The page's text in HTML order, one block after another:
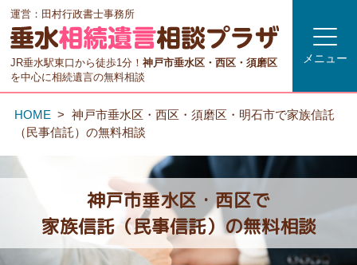
運営：田村行政書士事務所
JR垂水駅東口から徒歩1分！神戸市垂水区・西区・須磨区
を中心に相続遺言の無料相談
メニュー
HOME
神戸市垂水区・西区・須磨区・明石市で家族信託
（民事信託）の無料相談
神戸市垂水区・西区で
家族信託（民事信託）の無料相談